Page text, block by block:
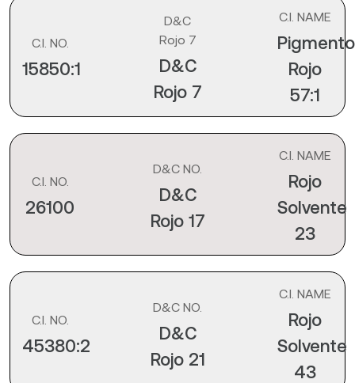
C.I. NO.
15850:1
D&C
Rojo 7
D&C
Rojo 7
C.I. NAME
Pigmento
Rojo
57:1
C.I. NO.
26100
D&C NO.
D&C
Rojo 17
C.I. NAME
Rojo
Solvente
23
C.I. NO.
45380:2
D&C NO.
D&C
Rojo 21
C.I. NAME
Rojo
Solvente
43